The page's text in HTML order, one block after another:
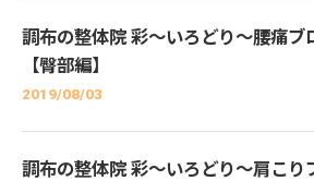
調布の整体院 彩～いろどり～腰痛ブ
【臀部編】
2019/08/03
調布の整体院 彩～いろどり～肩こり